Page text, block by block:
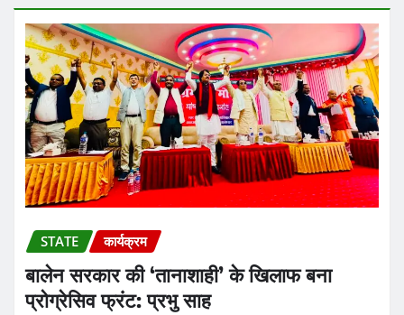
STATE कार्यक्रम
बालेन सरकार की ‘तानाशाही’ के खिलाफ बना
प्रोग्रेसिव फ्रंट: प्रभु साह